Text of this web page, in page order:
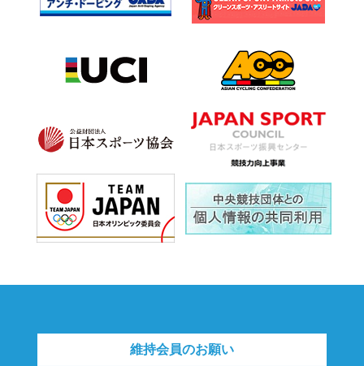
維持会員のお願い